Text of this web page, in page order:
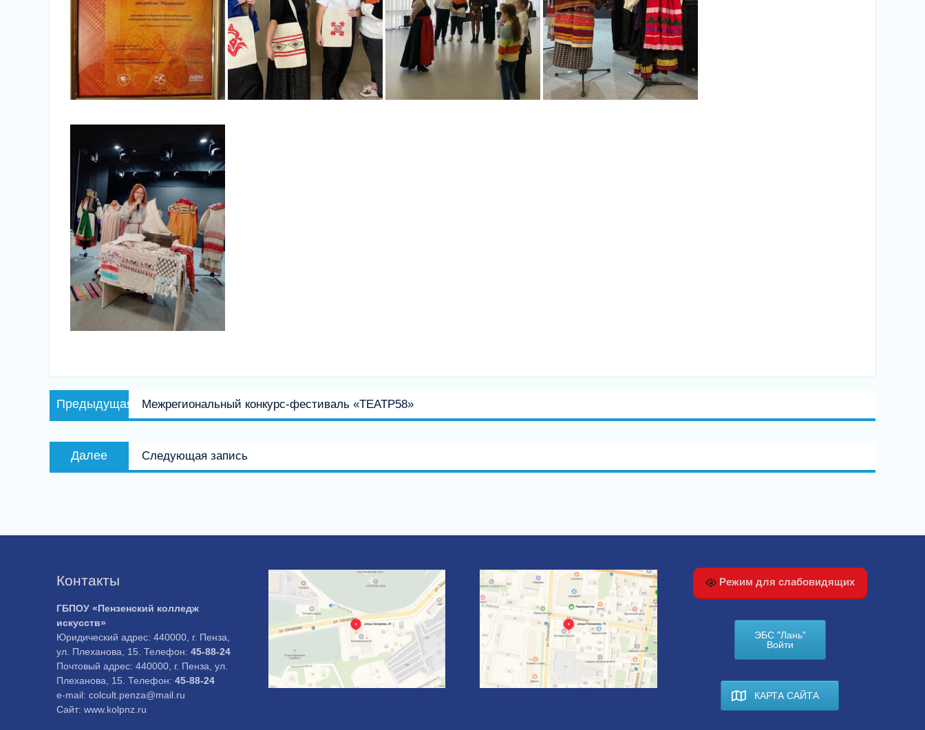
Навигация
по
Предыдущая
запись:
Межрегиональный конкурс-фестиваль «ТЕАТР58»
Далее
запись:
Следующая запись
Контакты
ГБПОУ «Пензенский колледж
искусств»
Юридический адрес: 440000, г. Пенза,
ул. Плеханова, 15. Телефон: 45-88-24
Почтовый адрес: 440000, г. Пенза, ул.
Плеханова, 15. Телефон: 45-88-24
e-mail: colcult.penza@mail.ru
Сайт: www.kolpnz.ru
Режим для слабовидящих
ЭБС "Лань"
Войти
КАРТА САЙТА